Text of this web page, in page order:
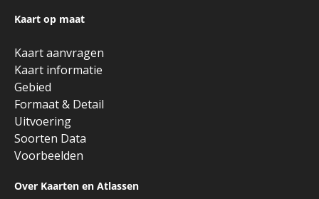
Kaart op maat
Kaart aanvragen
Kaart informatie
Gebied
Formaat & Detail
Uitvoering
Soorten Data
Voorbeelden
Over Kaarten en Atlassen